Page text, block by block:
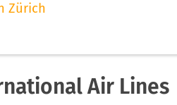
Zürich
Air Lines